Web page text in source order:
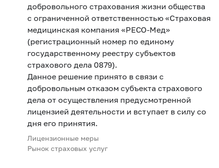
добровольного страхования жизни общества
с ограниченной ответственностью «Страховая
медицинская компания «РЕСО-Мед»
(регистрационный номер по единому
государственному реестру субъектов
страхового дела 0879).
Данное решение принято в связи с
добровольным отказом субъекта страхового
дела от осуществления предусмотренной
лицензией деятельности и вступает в силу со
дня его принятия.
Лицензионные меры
Рынок страховых услуг